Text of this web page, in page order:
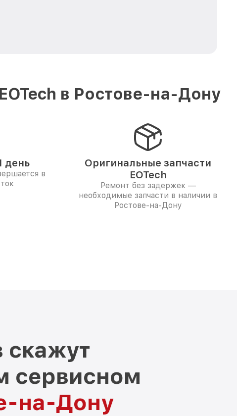
в Ростове-на-Дону
день
в
Оригинальные запчасти
EOTech
Ремонт без задержек —
необходимые запчасти в наличии в
Ростове-на-Дону
скажут
сервисном
на-Дону